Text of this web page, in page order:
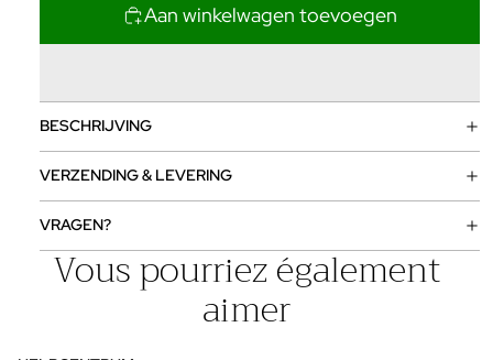
Aan winkelwagen toevoegen
BESCHRIJVING
VERZENDING & LEVERING
VRAGEN?
Vous pourriez également
aimer